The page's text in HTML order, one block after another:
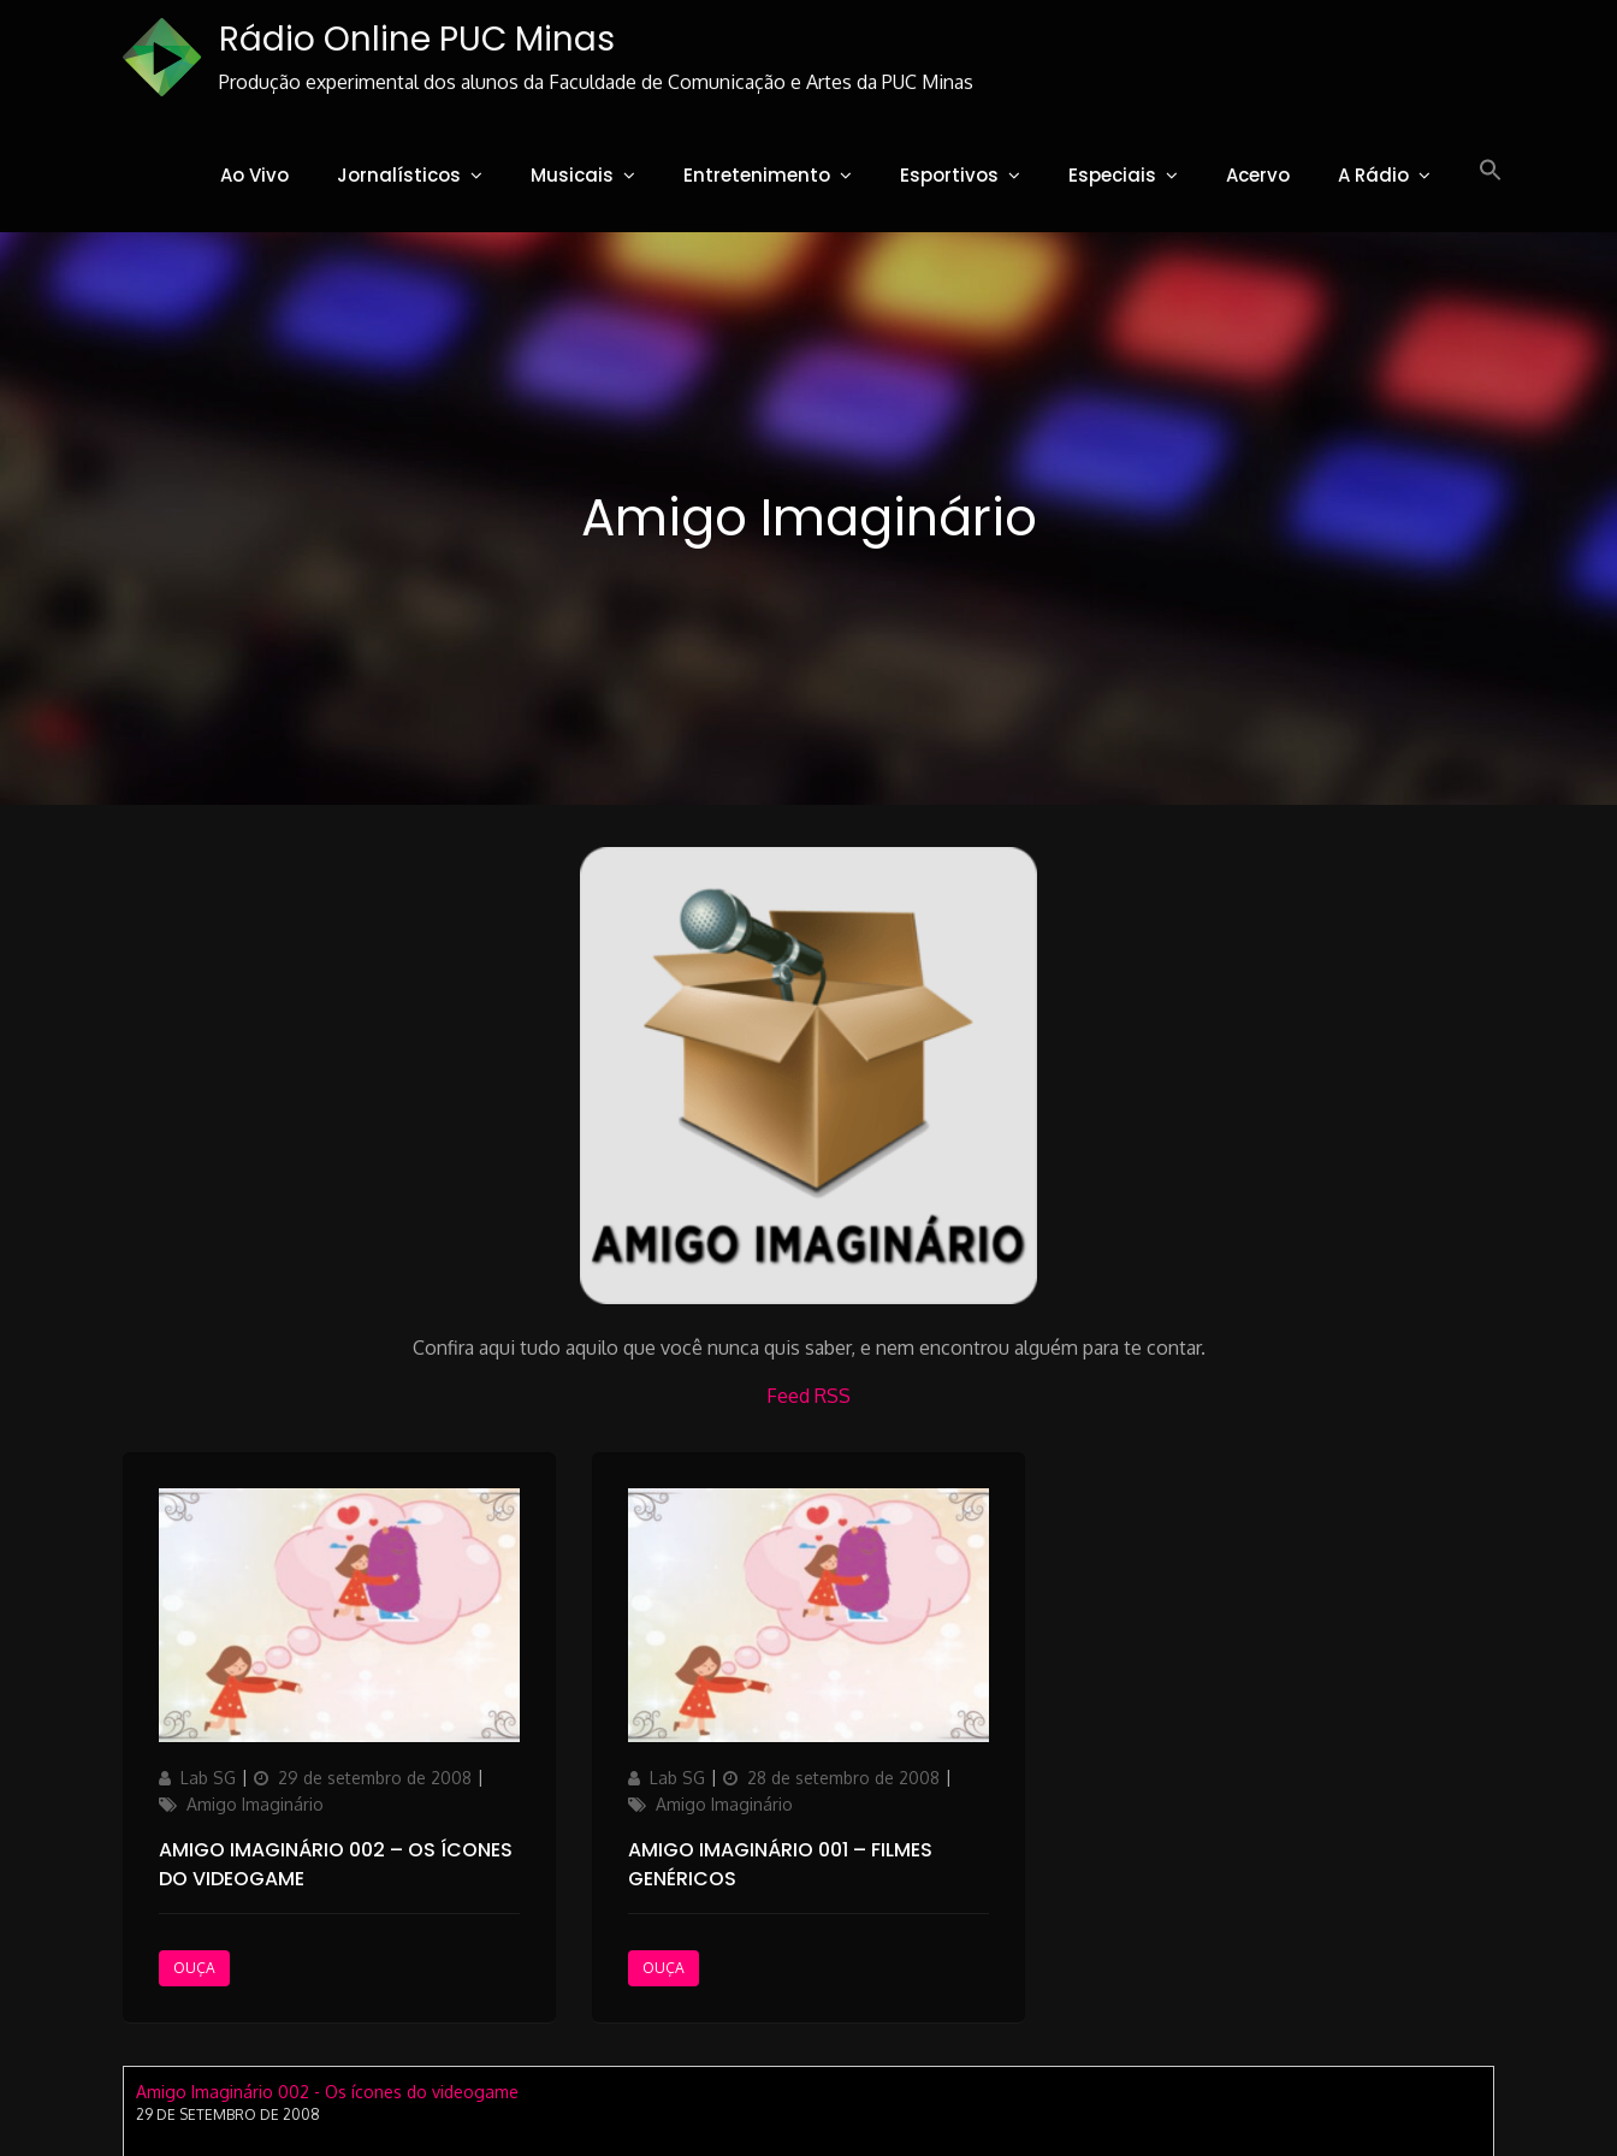
Rádio Online PUC Minas
Produção experimental dos alunos da Faculdade de Comunicação e Artes da PUC Minas
Ao Vivo Jornalísticos Musicais Entretenimento Esportivos Especiais Acervo A Rádio
Amigo Imaginário
Confira aqui tudo aquilo que você nunca quis saber, e nem encontrou alguém para te contar.
Feed RSS
AuthorLab SG
Posted
on
29 de setembro de 2008
Amigo Imaginário
AMIGO IMAGINÁRIO 002 – OS ÍCONES
DO VIDEOGAME
OUÇA
AuthorLab SG
Posted
on
28 de setembro de 2008
Amigo Imaginário
AMIGO IMAGINÁRIO 001 – FILMES
GENÉRICOS
OUÇA
Amigo Imaginário 002 - Os ícones do videogame
29 DE SETEMBRO DE 2008